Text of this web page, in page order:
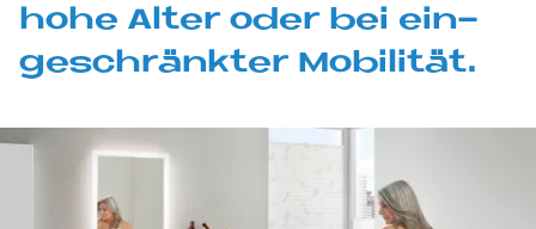
hohe Al­ter oder bei ein­
ge­schränk­ter Mo­bi­li­tät.